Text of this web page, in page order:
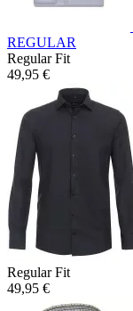
REGULAR
Regular Fit
49,95 €
Regular Fit
49,95 €